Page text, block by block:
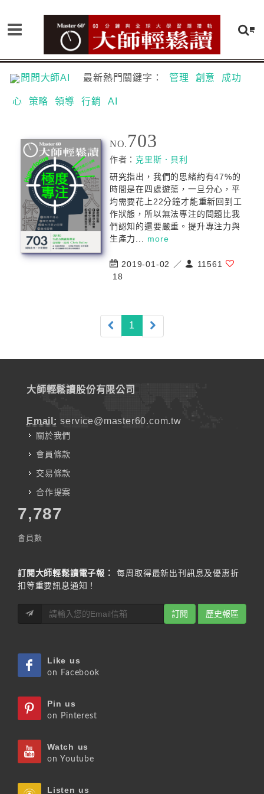
問問大師AI 最新熱門關鍵字： 管理 創意 成功
心 策略 領導 行銷 AI
NO. 703
作者： 克里斯．貝利
研究指出，我們的思緒約有47%的
時間是在四處遊蕩，一旦分心，平
均需要花上22分鐘才能重新回到工
作狀態，所以無法專注的問題比我
們認知的還要嚴重。提升專注力與
生產力... more
2019-01-02 ／
11561
18
1 (current)
大師輕鬆讀股份有限公司
Email: service@master60.com.tw
關於我們
會員條款
交易條款
合作提案
7,787
會員數
訂閱大師輕鬆讀電子報：
每周取得最新出刊訊息及優惠折
扣等重要訊息通知！
訂閱 歷史報區
Like us
on Facebook
Pin us
on Pinterest
Watch us
on Youtube
Listen us